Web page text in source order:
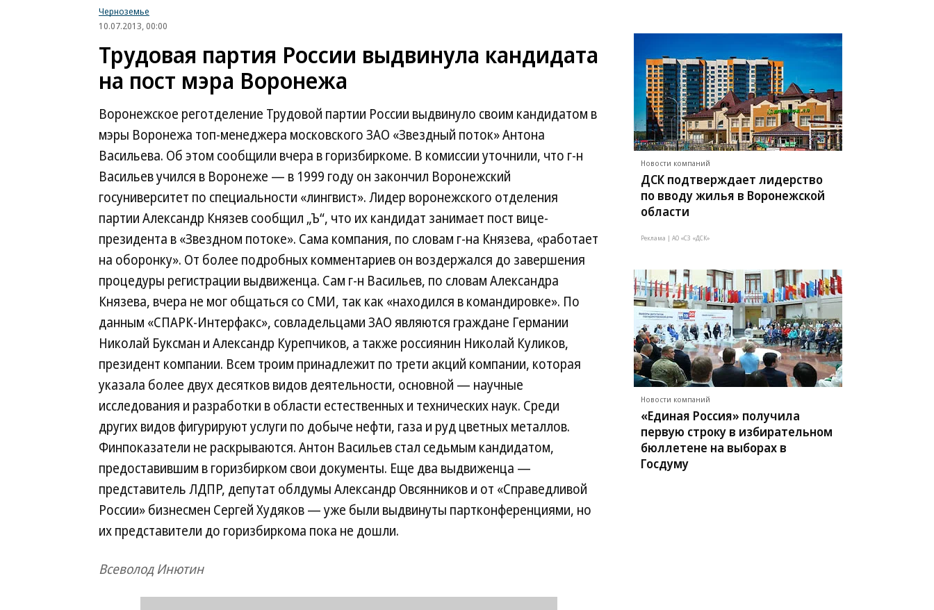
Черноземье
10.07.2013, 00:00
Трудовая партия России выдвинула кандидата
на пост мэра Воронежа
Воронежское реготделение Трудовой партии России выдвинуло своим кандидатом в
мэры Воронежа топ-менеджера московского ЗАО «Звездный поток» Антона
Васильева. Об этом сообщили вчера в горизбиркоме. В комиссии уточнили, что г-н
Васильев учился в Воронеже — в 1999 году он закончил Воронежский
госуниверситет по специальности «лингвист». Лидер воронежского отделения
партии Александр Князев сообщил „Ъ“, что их кандидат занимает пост вице-
президента в «Звездном потоке». Сама компания, по словам г-на Князева, «работает
на оборонку». От более подробных комментариев он воздержался до завершения
процедуры регистрации выдвиженца. Сам г-н Васильев, по словам Александра
Князева, вчера не мог общаться со СМИ, так как «находился в командировке». По
данным «СПАРК-Интерфакс», совладельцами ЗАО являются граждане Германии
Николай Буксман и Александр Курепчиков, а также россиянин Николай Куликов,
президент компании. Всем троим принадлежит по трети акций компании, которая
указала более двух десятков видов деятельности, основной — научные
исследования и разработки в области естественных и технических наук. Среди
других видов фигурируют услуги по добыче нефти, газа и руд цветных металлов.
Финпоказатели не раскрываются. Антон Васильев стал седьмым кандидатом,
предоставившим в горизбирком свои документы. Еще два выдвиженца —
представитель ЛДПР, депутат облдумы Александр Овсянников и от «Справедливой
России» бизнесмен Сергей Худяков — уже были выдвинуты партконференциями, но
их представители до горизбиркома пока не дошли.
Всеволод Инютин
Новости компаний
ДСК подтверждает лидерство
по вводу жилья в Воронежской
области
Реклама | АО «СЗ «ДСК»
Новости компаний
«Единая Россия» получила
первую строку в избирательном
бюллетене на выборах в
Госдуму